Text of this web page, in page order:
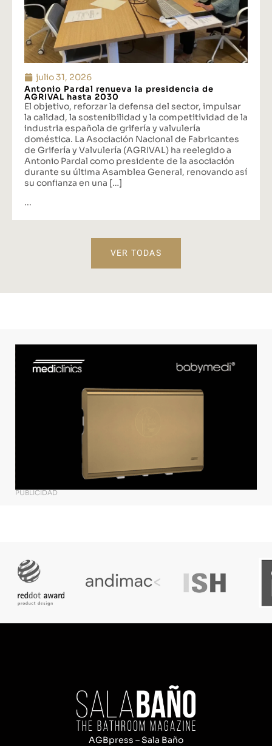
julio 31, 2026
Antonio Pardal renueva la presidencia de
AGRIVAL hasta 2030
El objetivo, reforzar la defensa del sector, impulsar
la calidad, la sostenibilidad y la competitividad de la
industria española de grifería y valvulería
doméstica. La Asociación Nacional de Fabricantes
de Grifería y Valvulería (AGRIVAL) ha reelegido a
Antonio Pardal como presidente de la asociación
durante su última Asamblea General, renovando así
su confianza en una […]
...
VER TODAS
PUBLICIDAD
AGBpress – Sala Baño